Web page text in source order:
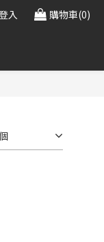
入 購物車(0)